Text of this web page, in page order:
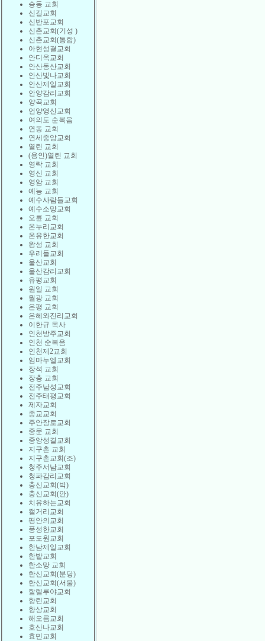
승동 교회
신길교회
신반포교회
신촌교회(기성 )
신촌교회(통합)
아현성결교회
안디옥교회
안산동산교회
안산빛나교회
안산제일교회
안양감리교회
양곡교회
언양영신교회
여의도 순복음
연동 교회
연세중앙교회
열린 교회
(용인)열린 교회
영락 교회
영신 교회
영암 교회
예능 교회
예수사람들교회
예수소망교회
오륜 교회
온누리교회
온유한교회
왕성 교회
우리들교회
울산교회
울산감리교회
유평교회
원일 교회
월광 교회
은평 교회
은혜와진리교회
이한규 목사
인천방주교회
인천 순복음
인천제2교회
임마누엘교회
장석 교회
장충 교회
전주남성교회
전주태평교회
제자교회
종교교회
주안장로교회
중문 교회
중앙성결교회
지구촌 교회
지구촌교회(조)
청주서남교회
청파감리교회
충신교회(박)
충신교회(안)
치유하는교회
캘거리교회
평안의교회
풍성한교회
포도원교회
한남제일교회
한밭교회
한소망 교회
한신교회(분당)
한신교회(서울)
할렐루야교회
향린교회
향상교회
해오름교회
호산나교회
효민교회